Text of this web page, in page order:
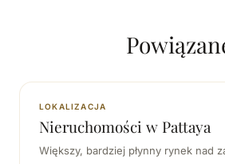
LOKALIZACJA
Nieruchomości w Pattaya
Większy, bardziej płynny rynek nad